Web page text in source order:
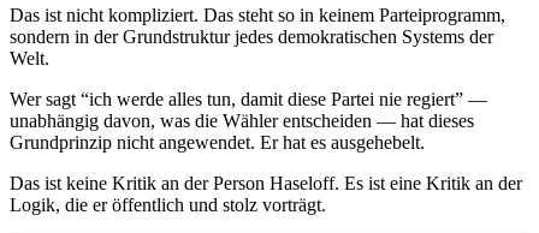
Das ist nicht kompliziert. Das steht so in keinem Parteiprogramm,
sondern in der Grundstruktur jedes demokratischen Systems der
Welt.
Wer sagt “ich werde alles tun, damit diese Partei nie regiert” —
unabhängig davon, was die Wähler entscheiden — hat dieses
Grundprinzip nicht angewendet. Er hat es ausgehebelt.
Das ist keine Kritik an der Person Haseloff. Es ist eine Kritik an der
Logik, die er öffentlich und stolz vorträgt.